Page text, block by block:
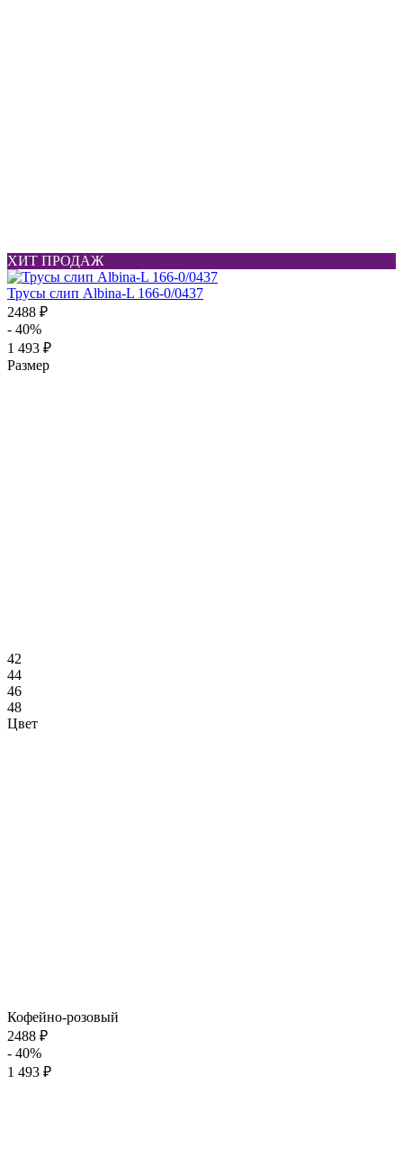
ХИТ ПРОДАЖ
Трусы слип Albina-L 166-0/0437
2488 ₽
- 40%
1 493 ₽
Размер
42
44
46
48
Цвет
Кофейно-розовый
2488 ₽
- 40%
1 493 ₽